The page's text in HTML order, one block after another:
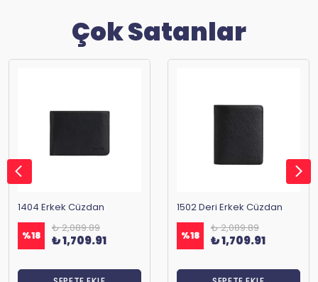
Çok Satanlar
1404 Erkek Cüzdan
%18
₺ 2,089.89
₺ 1,709.91
1502 Deri Erkek Cüzdan
%18
₺ 2,089.89
₺ 1,709.91